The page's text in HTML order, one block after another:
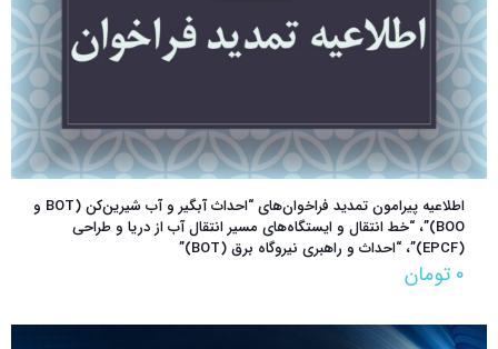
اطلاعیه پیرامون تمدید فراخوان‌های “احداث آبگیر و آب شیرین‌کن (BOT و
BOO)”، “خط انتقال و ایستگاه‌های مسیر انتقال آب از دریا و طراحی
(EPCF)”، “احداث و راهبری نیروگاه برق (BOT)”
۰ تومان